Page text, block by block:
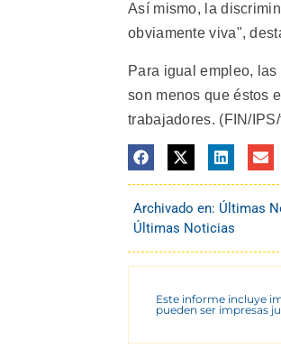
Así mismo, la
obviamente viva",
Para igual empleo,
son menos que éstos
trabajadores. (FIN/
Archivado en: Últimas
Últimas Noticias
Este informe incluye
pueden ser impresas